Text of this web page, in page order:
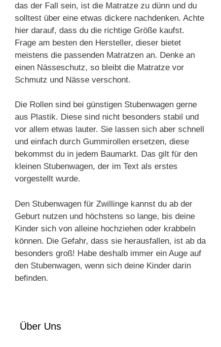
das der Fall sein, ist die Matratze zu dünn und du
solltest über eine etwas dickere nachdenken. Achte
hier darauf, dass du die richtige Größe kaufst.
Frage am besten den Hersteller, dieser bietet
meistens die passenden Matratzen an. Denke an
einen Nässeschutz, so bleibt die Matratze vor
Schmutz und Nässe verschont.
Die Rollen sind bei günstigen Stubenwagen gerne
aus Plastik. Diese sind nicht besonders stabil und
vor allem etwas lauter. Sie lassen sich aber schnell
und einfach durch Gummirollen ersetzen, diese
bekommst du in jedem Baumarkt. Das gilt für den
kleinen Stubenwagen, der im Text als erstes
vorgestellt wurde.
Den Stubenwagen für Zwillinge kannst du ab der
Geburt nutzen und höchstens so lange, bis deine
Kinder sich von alleine hochziehen oder krabbeln
können. Die Gefahr, dass sie herausfallen, ist ab da
besonders groß! Habe deshalb immer ein Auge auf
den Stubenwagen, wenn sich deine Kinder darin
befinden.
Über Uns